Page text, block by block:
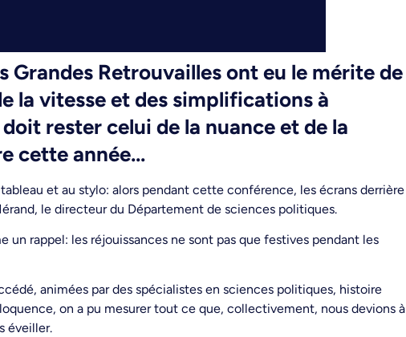
Grandes Retrouvailles ont eu le mérite de
la vitesse et des simplifications à
rester celui de la nuance et de la
cette année…
et au stylo: alors pendant cette conférence, les écrans derrière
le directeur du Département de sciences politiques.
un rappel: les réjouissances ne sont pas que festives pendant les
animées par des spécialistes en sciences politiques, histoire
on a pu mesurer tout ce que, collectivement, nous devions à
éveiller.